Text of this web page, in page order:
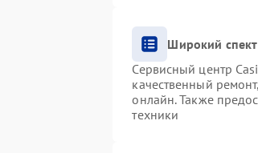
Широкий
Сервисный центр
качественный
онлайн. Также
техники